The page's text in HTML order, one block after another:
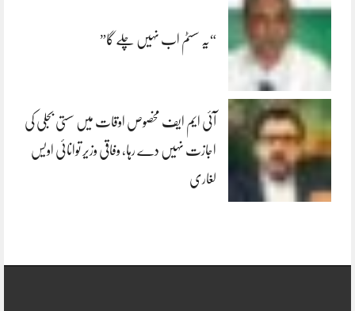
“یہ سسٹم اب نہیں چلے گا”
آئی ایم ایف مخصوص اوقات میں سستی بجلی کی
اجازت نہیں دے رہا، وفاقی وزیر توانائی اویس
لغاری